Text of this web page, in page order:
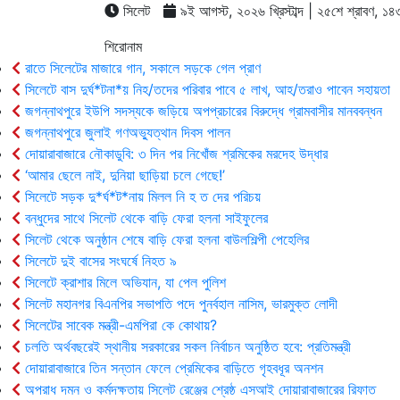
সিলেট
৯ই আগস্ট, ২০২৬ খ্রিস্টাব্দ | ২৫শে শ্রাবণ,
শিরোনাম
রাতে সিলেটের মাজারে গান, সকালে সড়কে গেল প্রাণ
সিলেটে বাস দুর্ঘ*টনা*য় নিহ/তদের পরিবার পাবে ৫ লাখ, আহ/তরাও পাবেন সহায়তা
জগন্নাথপুরে ইউপি সদস্যকে জড়িয়ে অপপ্রচারের বিরুদ্ধে গ্রামবাসীর মানববন্ধন
জগন্নাথপুরে জুলাই গণঅভ্যুত্থান দিবস পালন
দোয়ারাবাজারে নৌকাডুবি: ৩ দিন পর নিখোঁজ শ্রমিকের মরদেহ উদ্ধার
‘আমার ছেলে নাই, দুনিয়া ছাড়িয়া চলে গেছে!’
সিলেটে সড়ক দু*র্ঘ*ট*নায় মিলল নি হ ত দের পরিচয়
বন্ধুদের সাথে সিলেট থেকে বাড়ি ফেরা হলনা সাইফুলের
সিলেট থেকে অনুষ্ঠান শেষে বাড়ি ফেরা হলনা বাউলশিল্পী পেহেলির
সিলেটে দুই বাসের সংঘর্ষে নিহত ৯
সিলেটে ক্রাশার মিলে অভিযান, যা পেল পুলিশ
সিলেট মহানগর বিএনপির সভাপতি পদে পুনর্বহাল নাসিম, ভারমুক্ত লোদী
সিলেটের সাবেক মন্ত্রী-এমপিরা কে কোথায়?
চলতি অর্থবছরেই স্থানীয় সরকারের সকল নির্বাচন অনুষ্ঠিত হবে: প্রতিমন্ত্রী
দোয়ারাবাজারে তিন সন্তান ফেলে প্রেমিকের বাড়িতে গৃহবধূর অনশন
অপরাধ দমন ও কর্মদক্ষতায় সিলেট রেঞ্জের শ্রেষ্ঠ এসআই দোয়ারাবাজারের রিফাত